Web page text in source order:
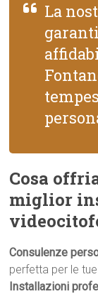
La
Cosa
miglior
Consulenze
perfetta per le
Installazioni